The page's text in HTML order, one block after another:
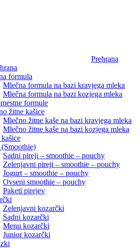
Prehrana
formula
Mlečna formula na bazi kravjega mleka
Mlečna formula na bazi kozjega mleka
formule
žitne kašice
Mlečno žitne kaše na bazi kravjega mleka
Mlečno žitne kaše na bazi kozjega mleka
Sadni pireji – smoothie – pouchy
Zelenjavni pireji – smoothie – pouchy
Jogurt – smoothie – pouchy
Ovseni smoothie – pouchy
Paketi pirejev
Zelenjavni kozarčki
Sadni kozarčki
Menu kozarčki
Junior kozarčki